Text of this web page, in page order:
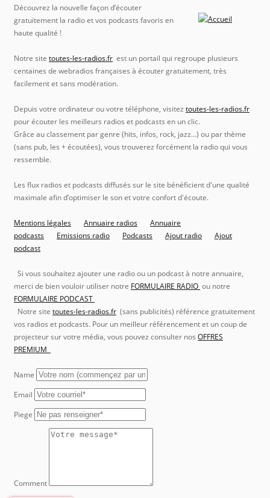
Découvrez la nouvelle façon d’écouter
gratuitement la radio et vos podcasts favoris en
haute qualité !
Notre site toutes-les-radios.fr est un portail qui regroupe plusieurs
centaines de webradios françaises à écouter gratuitement, très
facilement et sans modération.
Depuis votre ordinateur ou votre téléphone, visitez toutes-les-radios.fr
pour écouter les meilleurs radios et podcasts en un clic.
Grâce au classement par genre (hits, infos, rock, jazz…) ou par thème
(sans pub, les + écoutées), vous trouverez forcément la radio qui vous
ressemble.
Les flux radios et podcasts diffusés sur le site bénéficient d'une qualité
maximale afin d’optimiser le son et votre confort d'écoute.
Mentions légales Annuaire radios
Annuaire
podcasts
Emissions radio Podcasts Ajout radio
Ajout
podcast
Si vous souhaitez ajouter une radio ou un podcast à notre annuaire,
merci de bien vouloir utiliser notre FORMULAIRE RADIO ou notre
FORMULAIRE PODCAST
Notre site toutes-les-radios.fr (sans publicités) référence gratuitement
vos radios et podcasts. Pour un meilleur référencement et un coup de
projecteur sur votre média, vous pouvez consulter nos OFFRES
PREMIUM
Name
Email
Piege
Comment